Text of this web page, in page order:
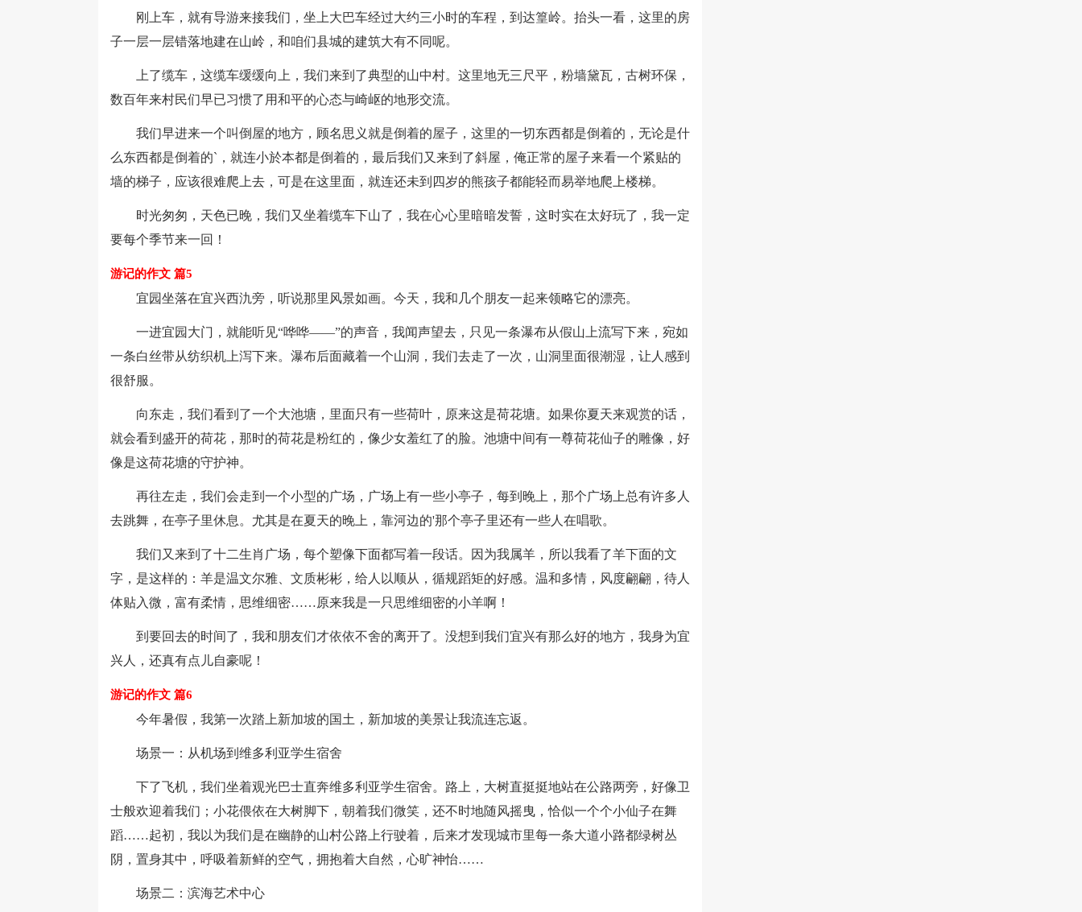
刚上车，就有导游来接我们，坐上大巴车经过大约三小时的车程，到达篁岭。抬头一看，这里的房
子一层一层错落地建在山岭，和咱们县城的建筑大有不同呢。
上了缆车，这缆车缓缓向上，我们来到了典型的山中村。这里地无三尺平，粉墙黛瓦，古树环保，
数百年来村民们早已习惯了用和平的心态与崎岖的地形交流。
我们早进来一个叫倒屋的地方，顾名思义就是倒着的屋子，这里的一切东西都是倒着的，无论是什
么东西都是倒着的`，就连小於本都是倒着的，最后我们又来到了斜屋，俺正常的屋子来看一个紧贴的
墙的梯子，应该很难爬上去，可是在这里面，就连还未到四岁的熊孩子都能轻而易举地爬上楼梯。
时光匆匆，天色已晚，我们又坐着缆车下山了，我在心心里暗暗发誓，这时实在太好玩了，我一定
要每个季节来一回！
游记的作文 篇5
宜园坐落在宜兴西氿旁，听说那里风景如画。今天，我和几个朋友一起来领略它的漂亮。
一进宜园大门，就能听见“哗哗——”的声音，我闻声望去，只见一条瀑布从假山上流写下来，宛如
一条白丝带从纺织机上泻下来。瀑布后面藏着一个山洞，我们去走了一次，山洞里面很潮湿，让人感到
很舒服。
向东走，我们看到了一个大池塘，里面只有一些荷叶，原来这是荷花塘。如果你夏天来观赏的话，
就会看到盛开的荷花，那时的荷花是粉红的，像少女羞红了的脸。池塘中间有一尊荷花仙子的雕像，好
像是这荷花塘的守护神。
再往左走，我们会走到一个小型的广场，广场上有一些小亭子，每到晚上，那个广场上总有许多人
去跳舞，在亭子里休息。尤其是在夏天的晚上，靠河边的'那个亭子里还有一些人在唱歌。
我们又来到了十二生肖广场，每个塑像下面都写着一段话。因为我属羊，所以我看了羊下面的文
字，是这样的：羊是温文尔雅、文质彬彬，给人以顺从，循规蹈矩的好感。温和多情，风度翩翩，待人
体贴入微，富有柔情，思维细密……原来我是一只思维细密的小羊啊！
到要回去的时间了，我和朋友们才依依不舍的离开了。没想到我们宜兴有那么好的地方，我身为宜
兴人，还真有点儿自豪呢！
游记的作文 篇6
今年暑假，我第一次踏上新加坡的国土，新加坡的美景让我流连忘返。
场景一：从机场到维多利亚学生宿舍
下了飞机，我们坐着观光巴士直奔维多利亚学生宿舍。路上，大树直挺挺地站在公路两旁，好像卫
士般欢迎着我们；小花偎依在大树脚下，朝着我们微笑，还不时地随风摇曳，恰似一个个小仙子在舞
蹈……起初，我以为我们是在幽静的山村公路上行驶着，后来才发现城市里每一条大道小路都绿树丛
阴，置身其中，呼吸着新鲜的空气，拥抱着大自然，心旷神怡……
场景二：滨海艺术中心